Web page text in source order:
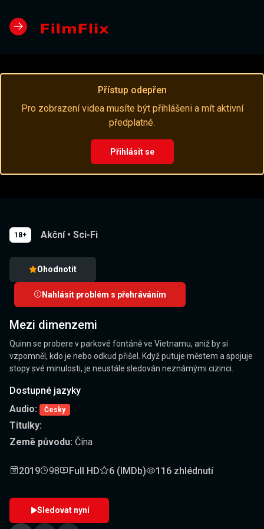
Přístup odepřen
Pro zobrazení videa musíte být přihlášeni a mít aktivní
předplatné.
Přihlásit se
18+ Akční • Sci-Fi
Ohodnotit
Nahlásit problém s přehráváním
Mezi dimenzemi
Quinn se probere v parkové fontáně ve Vietnamu, aniž by si
vzpomněl, kdo je nebo odkud přišel. Když putuje městem a spojuje
stopy své minulosti, je neustále sledován neznámými cizinci.
Dostupné jazyky
Audio:
Česky
Titulky:
Země původu: Čína
2019 98 Full HD 6 (IMDb) 116 zhlédnutí
Sledovat nyní